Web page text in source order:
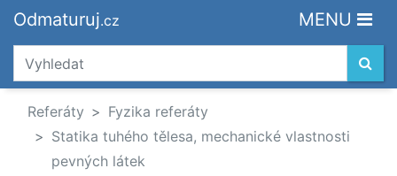
Odmaturuj.cz MENU
Referáty
Fyzika referáty
Statika tuhého tělesa, mechanické vlastnosti
pevných látek